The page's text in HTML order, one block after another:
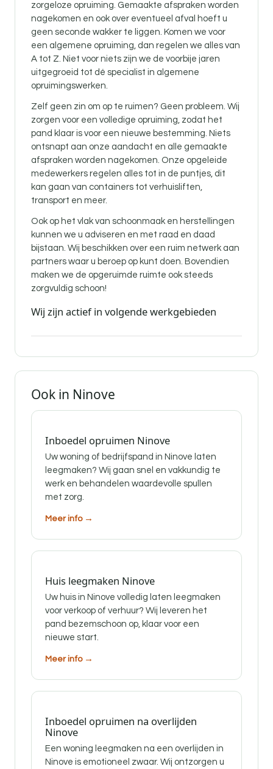
zorgeloze opruiming. Gemaakte afspraken worden
nagekomen en ook over eventueel afval hoeft u
geen seconde wakker te liggen. Komen we voor
een algemene opruiming, dan regelen we alles van
A tot Z. Niet voor niets zijn we de voorbije jaren
uitgegroeid tot dé specialist in algemene
opruimingswerken.
Zelf geen zin om op te ruimen? Geen probleem. Wij
zorgen voor een volledige opruiming, zodat het
pand klaar is voor een nieuwe bestemming. Niets
ontsnapt aan onze aandacht en alle gemaakte
afspraken worden nagekomen. Onze opgeleide
medewerkers regelen alles tot in de puntjes, dit
kan gaan van containers tot verhuisliften,
transport en meer.
Ook op het vlak van schoonmaak en herstellingen
kunnen we u adviseren en met raad en daad
bijstaan. Wij beschikken over een ruim netwerk aan
partners waar u beroep op kunt doen. Bovendien
maken we de opgeruimde ruimte ook steeds
zorgvuldig schoon!
Wij zijn actief in volgende werkgebieden
Ook in Ninove
Inboedel opruimen Ninove
Uw woning of bedrijfspand in Ninove laten
leegmaken? Wij gaan snel en vakkundig te
werk en behandelen waardevolle spullen
met zorg.
Meer info →
Huis leegmaken Ninove
Uw huis in Ninove volledig laten leegmaken
voor verkoop of verhuur? Wij leveren het
pand bezemschoon op, klaar voor een
nieuwe start.
Meer info →
Inboedel opruimen na overlijden
Ninove
Een woning leegmaken na een overlijden in
Ninove is emotioneel zwaar. Wij ontzorgen u